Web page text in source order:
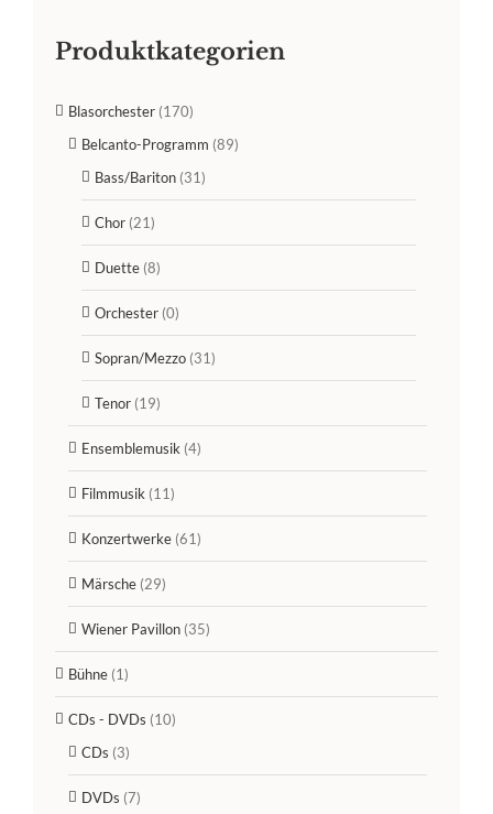
Produktkategorien
Blasorchester (170)
Belcanto-Programm (89)
Bass/Bariton (31)
Chor (21)
Duette (8)
Orchester (0)
Sopran/Mezzo (31)
Tenor (19)
Ensemblemusik (4)
Filmmusik (11)
Konzertwerke (61)
Märsche (29)
Wiener Pavillon (35)
Bühne (1)
CDs - DVDs (10)
CDs (3)
DVDs (7)